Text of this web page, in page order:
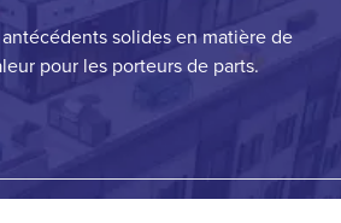
solides en matière de
pour les porteurs de parts.